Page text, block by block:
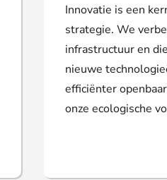
Innovatie is een
strategie. We
infrastructuur en
nieuwe
efficiënter
onze ecologische